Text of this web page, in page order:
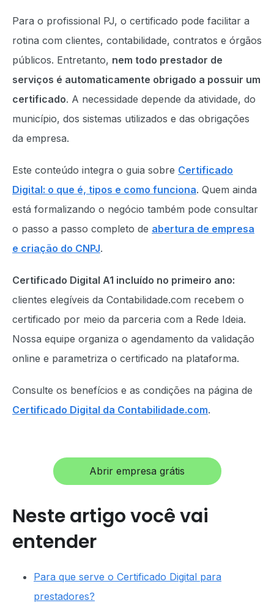
Para o profissional PJ, o certificado pode facilitar a
rotina com clientes, contabilidade, contratos e órgãos
públicos. Entretanto, nem todo prestador de
serviços é automaticamente obrigado a possuir um
certificado. A necessidade depende da atividade, do
município, dos sistemas utilizados e das obrigações
da empresa.
Este conteúdo integra o guia sobre Certificado
Digital: o que é, tipos e como funciona. Quem ainda
está formalizando o negócio também pode consultar
o passo a passo completo de abertura de empresa
e criação do CNPJ.
Certificado Digital A1 incluído no primeiro ano:
clientes elegíveis da Contabilidade.com recebem o
certificado por meio da parceria com a Rede Ideia.
Nossa equipe organiza o agendamento da validação
online e parametriza o certificado na plataforma.
Consulte os benefícios e as condições na página de
Certificado Digital da Contabilidade.com.
Abrir empresa grátis
Neste artigo você vai
entender
Para que serve o Certificado Digital para
prestadores?